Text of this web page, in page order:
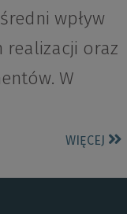
wpływ
realizacji oraz
W
WIĘCEJ